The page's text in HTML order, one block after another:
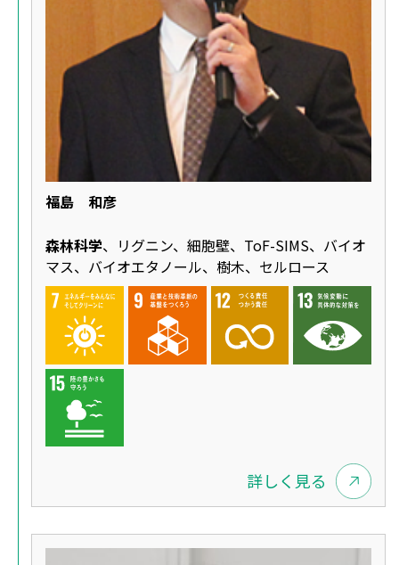
福島 和彦
森林科学、リグニン、細胞壁、ToF-SIMS、バイオ
マス、バイオエタノール、樹木、セルロース
詳しく見る